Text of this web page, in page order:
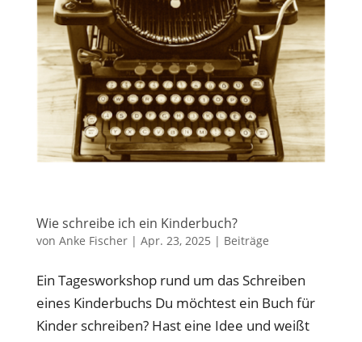
Wie schreibe ich ein Kinderbuch?
von Anke Fischer| Apr. 23, 2025 | Beiträge
Ein Tagesworkshop rund um das Schreiben
eines Kinderbuchs Du möchtest ein Buch für
Kinder schreiben? Hast eine Idee und weißt